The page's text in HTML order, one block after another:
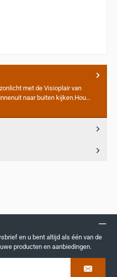
met de Visioplair van
naar buiten kijken.Hou…
en u bent altijd als één van de
producten en aanbiedingen.